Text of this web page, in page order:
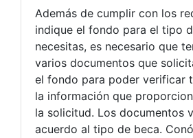
Además de cumplir con los
indique el fondo para el tipo
necesitas, es necesario que
varios documentos que
el fondo para poder verificar
la información que
la solicitud. Los documentos
acuerdo al tipo de beca.